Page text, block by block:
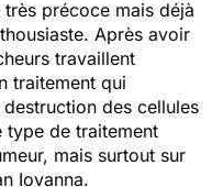
précoce mais déjà
Après avoir
travaillent
traitement qui
des cellules
type de traitement
mais surtout sur
Iovanna.